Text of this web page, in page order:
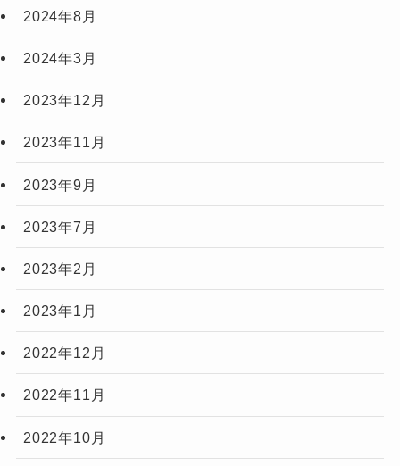
2024年8月
2024年3月
2023年12月
2023年11月
2023年9月
2023年7月
2023年2月
2023年1月
2022年12月
2022年11月
2022年10月